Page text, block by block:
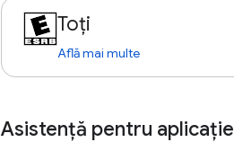
Toți
Află mai multe
Asistență pentru aplicație